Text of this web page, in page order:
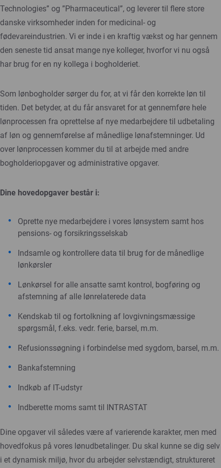
Technologies” og ”Pharmaceutical”, og leverer til flere store
danske virksomheder inden for medicinal- og
fødevareindustrien. Vi er inde i en kraftig vækst og har gennem
den seneste tid ansat mange nye kolleger, hvorfor vi nu også
har brug for en ny kollega i bogholderiet.
Som lønbogholder sørger du for, at vi får den korrekte løn til
tiden. Det betyder, at du får ansvaret for at gennemføre hele
lønprocessen fra oprettelse af nye medarbejdere til udbetaling
af løn og gennemførelse af månedlige lønafstemninger. Ud
over lønprocessen kommer du til at arbejde med andre
bogholderiopgaver og administrative opgaver.
Dine hovedopgaver består i:
Oprette nye medarbejdere i vores lønsystem samt hos
pensions- og forsikringsselskab
Indsamle og kontrollere data til brug for de månedlige
lønkørsler
Lønkørsel for alle ansatte samt kontrol, bogføring og
afstemning af alle lønrelaterede data
Kendskab til og fortolkning af lovgivningsmæssige
spørgsmål, f.eks. vedr. ferie, barsel, m.m.
Refusionssøgning i forbindelse med sygdom, barsel, m.m.
Bankafstemning
Indkøb af IT-udstyr
Indberette moms samt til INTRASTAT
Dine opgaver vil således være af varierende karakter, men med
hovedfokus på vores lønudbetalinger. Du skal kunne se dig selv
i et dynamisk miljø, hvor du arbejder selvstændigt, struktureret